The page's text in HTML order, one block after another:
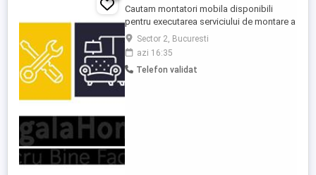
Cautam montatori mobila disponibili
pentru executarea serviciului de montare a
oricarui tip de mobilier, de la orice
producator, in sistem de colaboare pe
baza de contract legal. Orasele vizate:
Bucuresti, Ilfov, Timisoara, Brasov, Iasi,
Sector 2, Bucuresti
azi 16:35
Telefon validat